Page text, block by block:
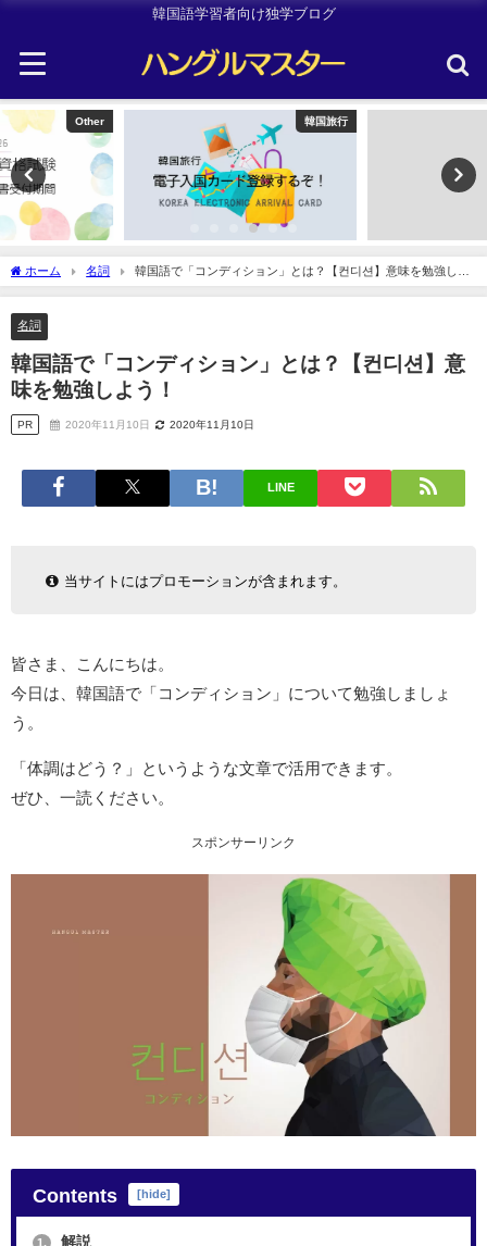
韓国語学習者向け独学ブログ
韓国旅行
ホーム 名詞
韓国語で「コンディション」とは？【컨디션】意味を勉強しよ
う！
名詞
韓国語で「コンディション」とは？【컨디션】意
味を勉強しよう！
PR 2020年11月10日 2020年11月10日
LINE
当サイトにはプロモーションが含まれます。
皆さま、こんにちは。
今日は、韓国語で「コンディション」について勉強しましょ
う。
「体調はどう？」というような文章で活用できます。
ぜひ、一読ください。
スポンサーリンク
Contents [hide]
1. 解説